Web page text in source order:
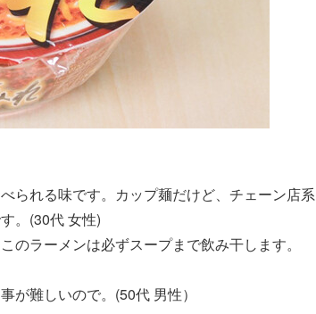
られる味です。カップ麺だけど、チェーン店系
。(30代 女性)
のラーメンは必ずスープまで飲み干します。
が難しいので。(50代 男性）